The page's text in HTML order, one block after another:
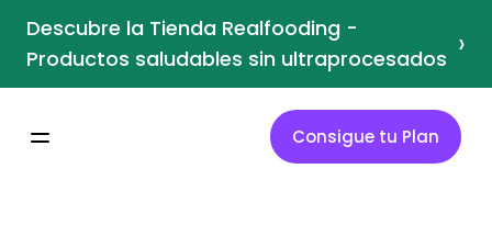
Descubre la Tienda Realfooding -
Productos saludables sin ultraprocesados ›
Consigue tu Plan